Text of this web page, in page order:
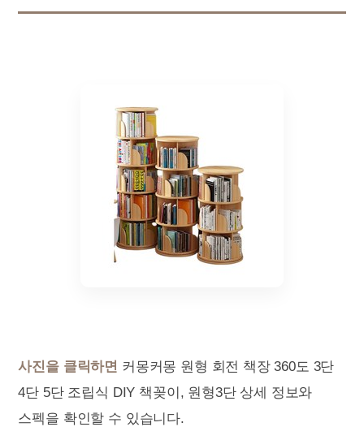
사진을 클릭하면 커몽커몽 원형 회전 책장 360도 3단
4단 5단 조립식 DIY 책꽂이, 원형3단 상세 정보와
스펙을 확인할 수 있습니다.